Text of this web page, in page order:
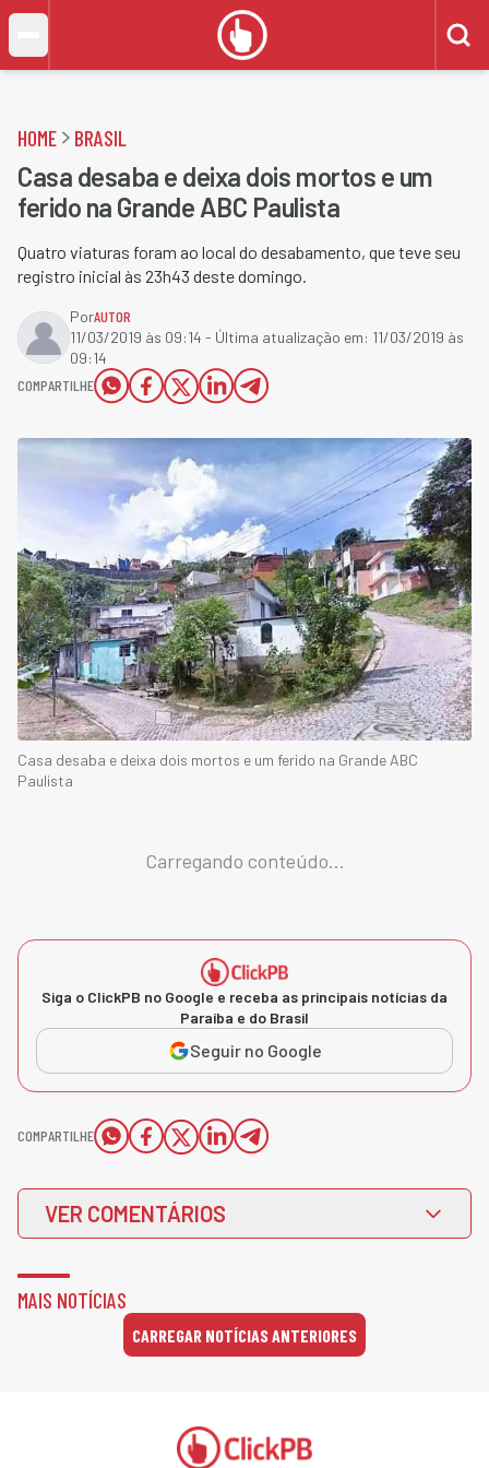
HOME BRASIL
Casa desaba e deixa dois mortos e um
ferido na Grande ABC Paulista
Quatro viaturas foram ao local do desabamento, que teve seu
registro inicial às 23h43 deste domingo. ​
PorAUTOR
11/03/2019 às 09:14 - Última atualização em: 11/03/2019 às
09:14
COMPARTILHE
Casa desaba e deixa dois mortos e um ferido na Grande ABC
Paulista
Carregando conteúdo...
Siga o ClickPB no Google e receba as principais notícias da
Paraíba e do Brasil
Seguir no Google
COMPARTILHE
VER COMENTÁRIOS
MAIS NOTÍCIAS
CARREGAR NOTÍCIAS ANTERIORES